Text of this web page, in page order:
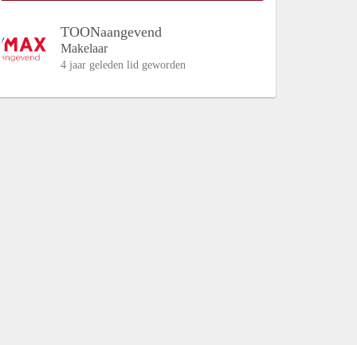
TOONaangevend
Makelaar
4 jaar geleden lid geworden